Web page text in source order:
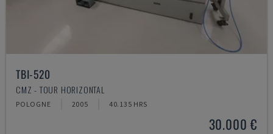
TBI-520
CMZ - TOUR HORIZONTAL
POLOGNE 2005 40.135 HRS
30.000 €